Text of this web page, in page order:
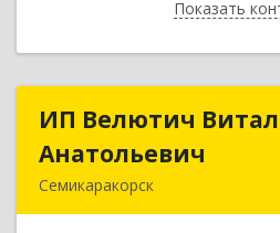
ПоказатьНазад
ИП Велютич
Анатольевич
Семикаракорск
ИП